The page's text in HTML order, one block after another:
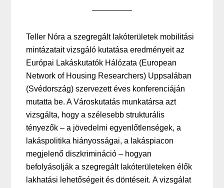
Teller Nóra a szegregált lakóterületek mobilitási
mintázatait vizsgáló kutatása eredményeit az
Európai Lakáskutatók Hálózata (European
Network of Housing Researchers) Uppsalában
(Svédország) szervezett éves konferenciáján
mutatta be. A Városkutatás munkatársa azt
vizsgálta, hogy a szélesebb strukturális
tényezők – a jövedelmi egyenlőtlenségek, a
lakáspolitika hiányosságai, a lakáspiacon
megjelenő diszkrimináció – hogyan
befolyásolják a szegregált lakóterületeken élők
lakhatási lehetőségeit és döntéseit. A vizsgálat